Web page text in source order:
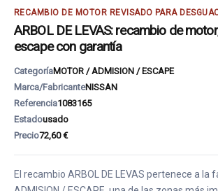
RECAMBIO DE MOTOR REVISADO PARA
ARBOL DE LEVAS: recambio de
escape con garantía
CategoríaMOTOR / ADMISION / ESCAPE
Marca/FabricanteNISSAN
Referencia1083165
Estadousado
Precio72,60 €
El recambio ARBOL DE LEVAS pertenece a la